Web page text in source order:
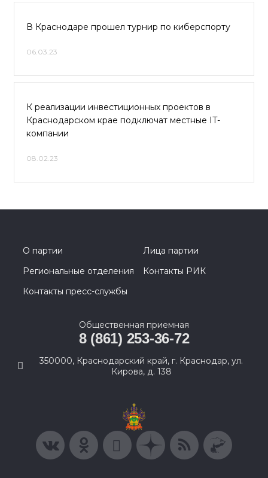
В Краснодаре прошел турнир по киберспорту
06.03.23
К реализации инвестиционных проектов в
Краснодарском крае подключат местные IT-
компании
08.02.23
О партии
Лица партии
Региональные отделения
Контакты РИК
Контакты пресс-службы
Общественная приемная
8 (861) 253-36-72
350000, Краснодарский край, г. Краснодар, ул.
Кирова, д. 138